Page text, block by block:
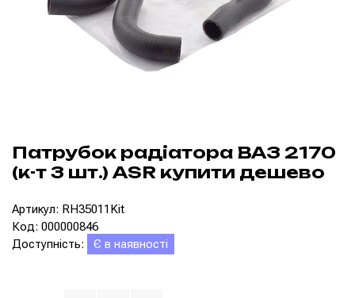
Патрубок радіатора ВАЗ 2170
(к-т 3 шт.) ASR купити дешево
Артикул: RH35011Kit
Код: 000000846
Доступність:
Є в наявності